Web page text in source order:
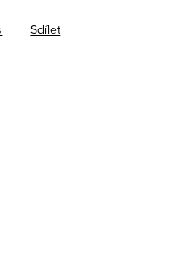
Sdílet